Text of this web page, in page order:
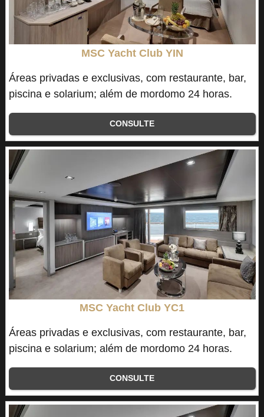
MSC Yacht Club YIN
Áreas privadas e exclusivas, com restaurante, bar,
piscina e solarium; além de mordomo 24 horas.
CONSULTE
MSC Yacht Club YC1
Áreas privadas e exclusivas, com restaurante, bar,
piscina e solarium; além de mordomo 24 horas.
CONSULTE